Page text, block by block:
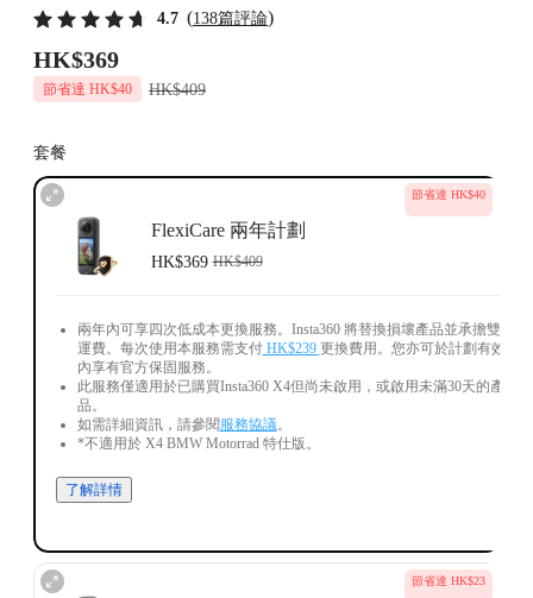
4.7 (138篇評論)
HK$369
節省達 HK$40 HK$409
套餐
節省達 HK$40
FlexiCare 兩年計劃
HK$369 HK$409
兩年內可享四次低成本更換服務。Insta360 將替換損壞產品並承擔雙向
運費。每次使用本服務需支付HK$239 更換費用。您亦可於計劃有效期
內享有官方保固服務。
此服務僅適用於已購買Insta360 X4但尚未啟用，或啟用未滿30天的產
品。
如需詳細資訊，請參閱服務協議 。
*不適用於 X4 BMW Motorrad 特仕版。
了解詳情
節省達 HK$23